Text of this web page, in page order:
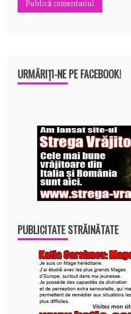
URMĂRIȚI-NE PE FACEBOOK!
PUBLICITATE STRĂINĂTATE